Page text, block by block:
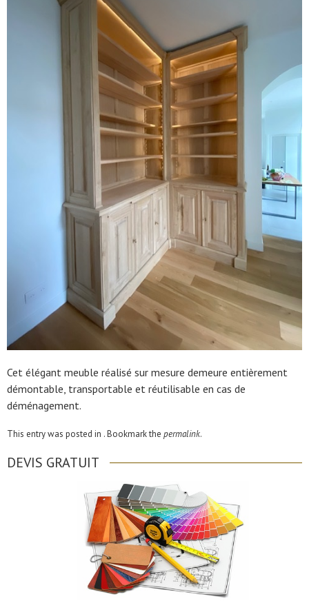
Cet élégant meuble réalisé sur mesure demeure entièrement
démontable, transportable et réutilisable en cas de
déménagement.
This entry was posted in . Bookmark the permalink.
DEVIS GRATUIT